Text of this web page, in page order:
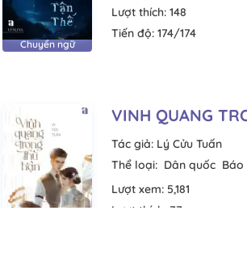
Chuyển ngữ
Lượt thích: 148
Tiến độ: 174/174
VINH QUANG
Tác giả: Lý Cửu Tuấn
Thể loại: Dân quốc Báo
Lượt xem: 5,181
Lượt thích: 77